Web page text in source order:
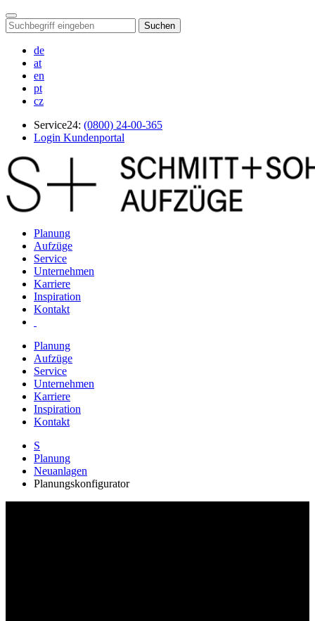
Suchen
de
at
en
pt
cz
Service24: (0800) 24-00-365
Login Kundenportal
Planung
Aufzüge
Service
Unternehmen
Karriere
Inspiration
Kontakt
Planung
Aufzüge
Service
Unternehmen
Karriere
Inspiration
Kontakt
S
Planung
Neuanlagen
Planungskonfigurator